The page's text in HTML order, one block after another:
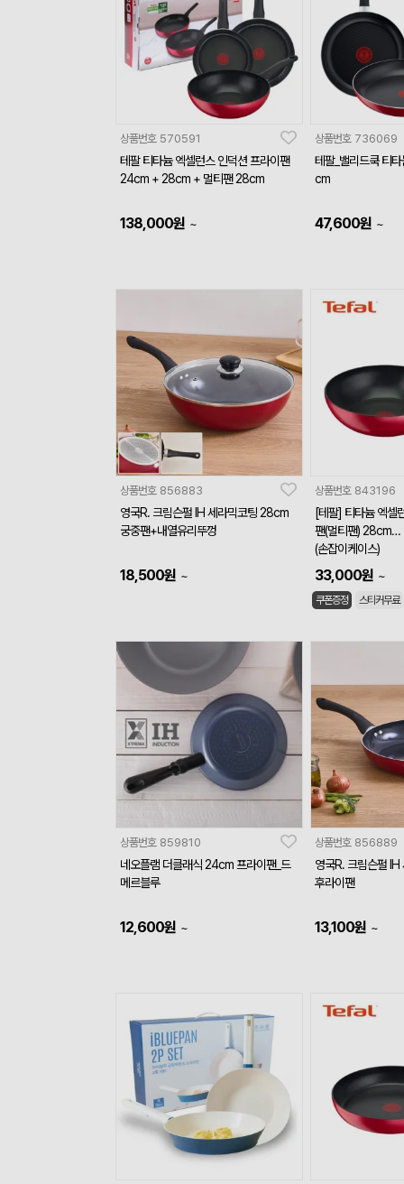
상품번호 570591
테팔 티타늄 엑셀런스 인덕션 프라이팬
24cm + 28cm + 멀티팬 28cm
138,000원 ~
상품번호 736069
테팔_밸리드쿡 티
cm
47,600원 ~
상품번호 856883
영국R. 크림슨펄 IH 세라믹코팅 28cm
궁중팬+내열유리뚜껑
18,500원 ~
상품번호 843196
[테팔] 티타늄 엑셀
팬(멀티팬) 28cm
(손잡이케이스)
33,000원 ~
쿠폰증정 스티커무료
상품번호 859810
네오플램 더클래식 24cm 프라이팬_드
메르블루
12,600원 ~
상품번호 856889
영국R. 크림슨펄
후라이팬
13,100원 ~